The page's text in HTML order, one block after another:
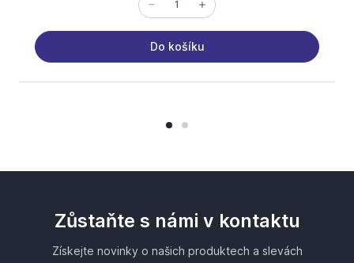
Do košíku
Zůstaňte s námi v kontaktu
Získejte novinky o našich produktech a slevách